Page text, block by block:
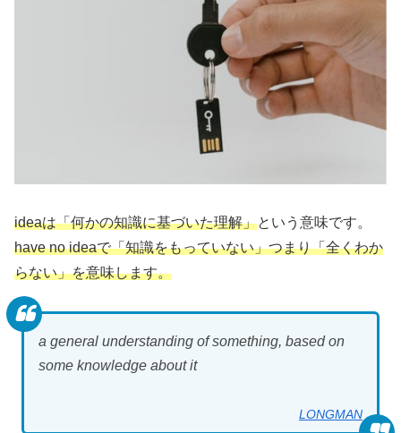
ideaは「何かの知識に基づいた理解」という意味です。
have no ideaで「知識をもっていない」つまり「全くわか
らない」を意味します。
a general understanding of something, based on
some knowledge about it
LONGMAN